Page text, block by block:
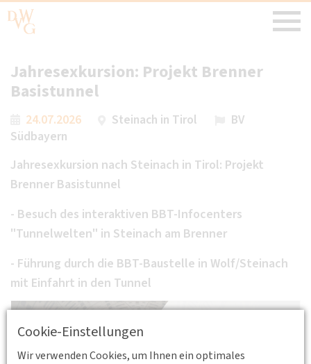
Cookie-Einstellungen
Wir verwenden Cookies, um Ihnen ein optimales
Jahresexkursion: Projekt Brenner
Basistunnel
24.07.2026 Steinach in Tirol
BV
Südbayern
Jahresexkursion nach Steinach in Tirol: Projekt
Brenner Basistunnel
- Besuch des interaktiven BBT-Infocenters
"Tunnelwelten" in Steinach am Brenner
- Führung durch die BBT-Baustelle in Wolf/Steinach
mit Einfahrt in den Tunnel